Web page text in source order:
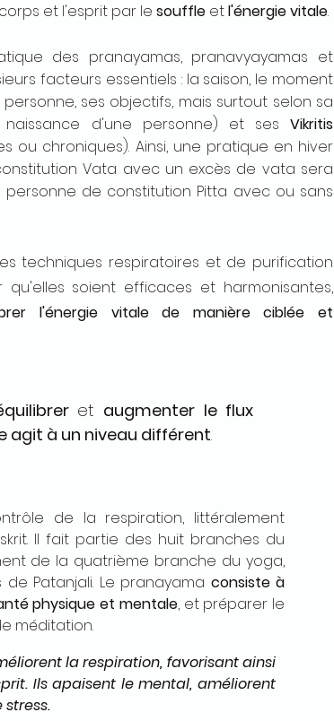
et l'esprit par le souffle etl'énergie vitale.
des pranayamas, pranavyayamas et
facteurs essentiels : la saison, le moment
ses objectifs, mais surtout selon sa
d'une personne) et ses Vikritis
ou chroniques). Ainsi, une pratique en hiver
Vata avec un excès de vata sera
de constitution Pitta avec ou sans
techniques respiratoires et de purification
soient efficaces et harmonisantes,
l'énergie vitale de manière ciblée et
et augmenter le flux
agit à un niveau différent.
de la respiration, littéralement
Il fait partie des huit branches du
de la quatrième branche du yoga,
Patanjali. Le pranayama consiste à
physique et mentale, et préparer le
méditation.
la respiration, favorisant ainsi
Ils apaisent le mental, améliorent